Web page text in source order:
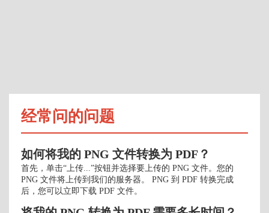
经常问的问题
如何将我的 PNG 文件转换为 PDF？
首先，单击“上传...”按钮并选择要上传的 PNG 文件。您的
PNG 文件将上传到我们的服务器。 PNG 到 PDF 转换完成
后，您可以立即下载 PDF 文件。